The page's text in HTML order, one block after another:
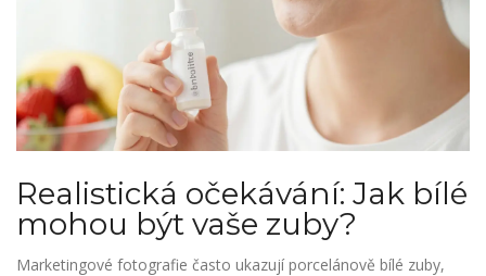
Realistická očekávání: Jak bílé
mohou být vaše zuby?
Marketingové fotografie často ukazují porcelánově bílé zuby,